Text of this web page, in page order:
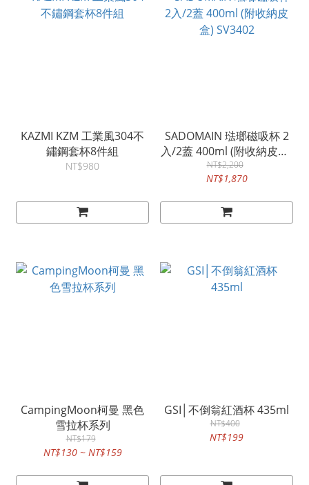
KAZMI KZM 工業風304不
鏽鋼套杯8件組
NT$980
SADOMAIN 琺瑯磁吸杯 2
入/2蓋 400ml (附收納皮盒)
SV3402
NT$2,200
NT$1,870
CampingMoon柯曼 黑色
雪拉杯系列
NT$179
NT$130 ~ NT$159
GSI│不倒翁紅酒杯 435ml
NT$400
NT$199